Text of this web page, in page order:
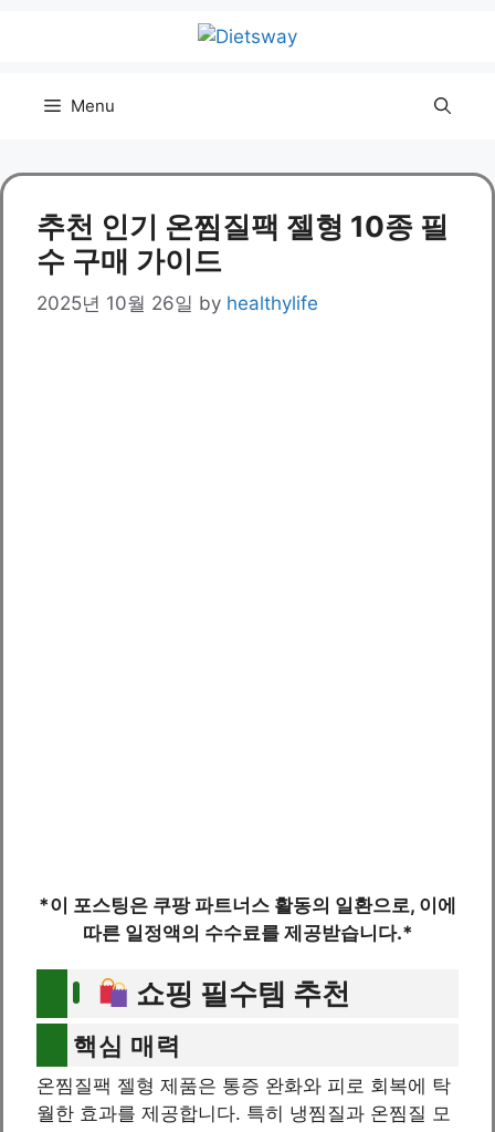
Menu
추천 인기 온찜질팩 젤형 10종 필
수 구매 가이드
2025년 10월 26일 by healthylife
*이 포스팅은 쿠팡 파트너스 활동의 일환으로, 이에
따른 일정액의 수수료를 제공받습니다.*
쇼핑 필수템 추천
핵심 매력
온찜질팩 젤형 제품은 통증 완화와 피로 회복에 탁
월한 효과를 제공합니다. 특히 냉찜질과 온찜질 모